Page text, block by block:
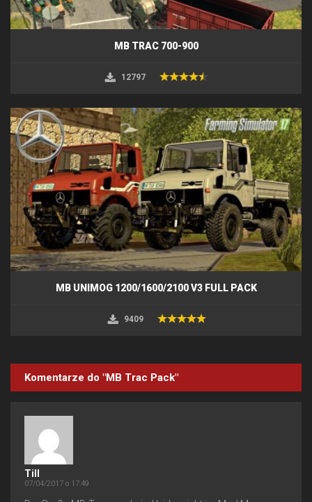
MB TRAC 700-900
12797
MB UNIMOG 1200/1600/2100 V3 FULL PACK
9409
Komentarze do "MB Trac Pack"
Till
07/04/2017 o 17:49